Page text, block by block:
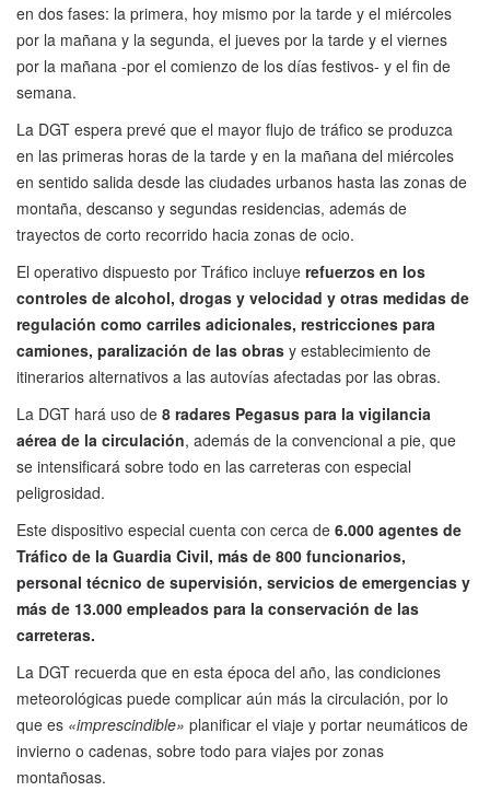
en dos fases: la primera, hoy mismo por la tarde y el miércoles
por la mañana y la segunda, el jueves por la tarde y el viernes
por la mañana -por el comienzo de los días festivos- y el fin de
semana.
La DGT espera prevé que el mayor flujo de tráfico se produzca
en las primeras horas de la tarde y en la mañana del miércoles
en sentido salida desde las ciudades urbanos hasta las zonas de
montaña, descanso y segundas residencias, además de
trayectos de corto recorrido hacia zonas de ocio.
El operativo dispuesto por Tráfico incluye refuerzos en los
controles de alcohol, drogas y velocidad y otras medidas de
regulación como carriles adicionales, restricciones para
camiones, paralización de las obras y establecimiento de
itinerarios alternativos a las autovías afectadas por las obras.
La DGT hará uso de 8 radares Pegasus para la vigilancia
aérea de la circulación, además de la convencional a pie, que
se intensificará sobre todo en las carreteras con especial
peligrosidad.
Este dispositivo especial cuenta con cerca de 6.000 agentes de
Tráfico de la Guardia Civil, más de 800 funcionarios,
personal técnico de supervisión, servicios de emergencias y
más de 13.000 empleados para la conservación de las
carreteras.
La DGT recuerda que en esta época del año, las condiciones
meteorológicas puede complicar aún más la circulación, por lo
que es «imprescindible» planificar el viaje y portar neumáticos de
invierno o cadenas, sobre todo para viajes por zonas
montañosas.